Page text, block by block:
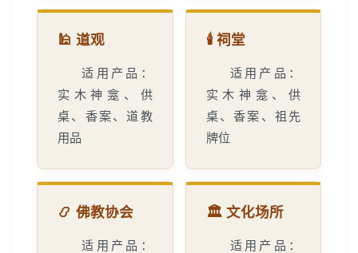
🕌 道观
适用产品：
实木神龛、供
桌、香案、道教
用品
🕯️ 祠堂
适用产品：
实木神龛、供
桌、香案、祖先
牌位
📿 佛教协会
适用产品：
🏛️ 文化场所
适用产品：